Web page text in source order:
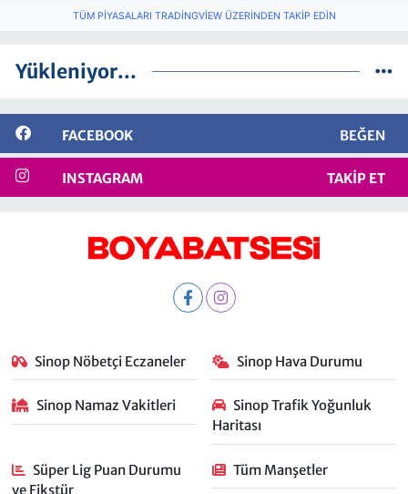
TÜM PIYASALARI TRADINGVIEW ÜZERINDEN TAKIP EDIN
Yükleniyor...
FACEBOOK BEĞEN
INSTAGRAM TAKIP ET
Sinop Nöbetçi Eczaneler Sinop Hava Durumu
Sinop Namaz Vakitleri
Sinop Trafik Yoğunluk
Haritası
Süper Lig Puan Durumu
ve Fikstür
Tüm Manşetler